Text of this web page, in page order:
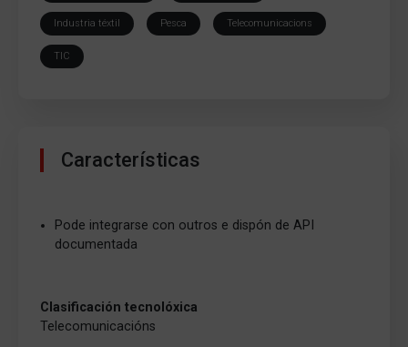
Industria téxtil Pesca Telecomunicacions
TIC
Características
Pode integrarse con outros e dispón de API
documentada
Clasificación tecnolóxica
Telecomunicacións